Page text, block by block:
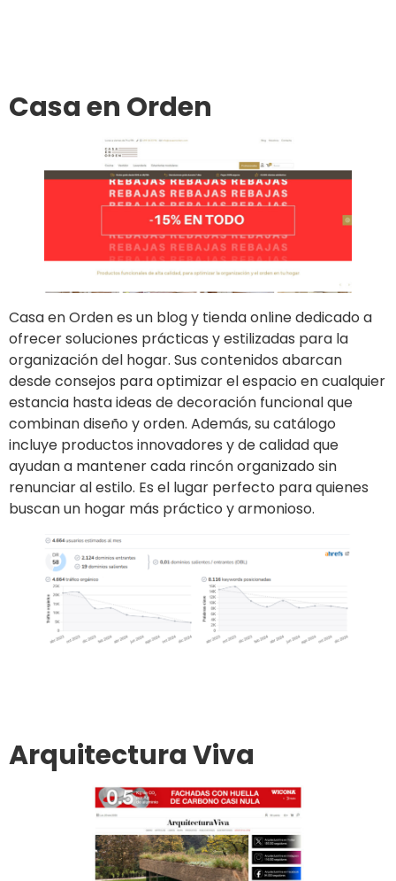
Casa en Orden
Casa en Orden es un blog y tienda online dedicado a
ofrecer soluciones prácticas y estilizadas para la
organización del hogar. Sus contenidos abarcan
desde consejos para optimizar el espacio en cualquier
estancia hasta ideas de decoración funcional que
combinan diseño y orden. Además, su catálogo
incluye productos innovadores y de calidad que
ayudan a mantener cada rincón organizado sin
renunciar al estilo. Es el lugar perfecto para quienes
buscan un hogar más práctico y armonioso.
Arquitectura Viva